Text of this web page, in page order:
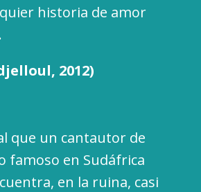
historia de amor
2012)
que un cantautor de
famoso en Sudáfrica
en la ruina, casi